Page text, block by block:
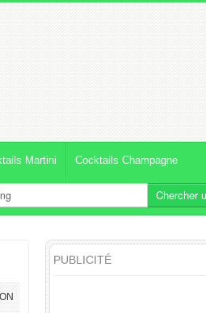
Martini Cocktails Champagne
Chercher
PUBLICITÉ